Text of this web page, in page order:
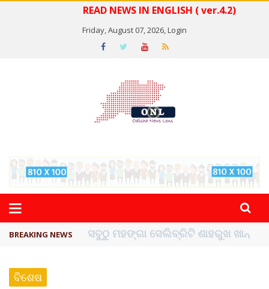
READ NEWS IN ENGLISH ( ver.4.2)
Friday, August 07, 2026,Login
BREAKING NEWS ବିଏସ୍‌ପିର ବିଧାୟକ ଉମା ଶଙ୍କର ସିଂହଙ୍କ ...
ବିଶେଷ